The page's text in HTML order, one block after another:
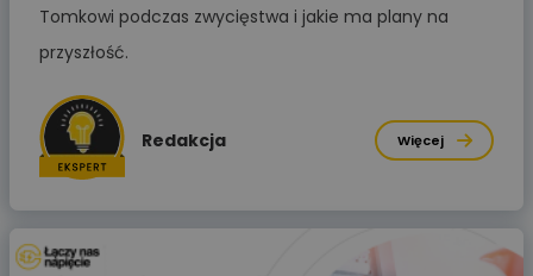
Tomkowi podczas zwycięstwa i jakie ma plany na
przyszłość.
Redakcja Więcej